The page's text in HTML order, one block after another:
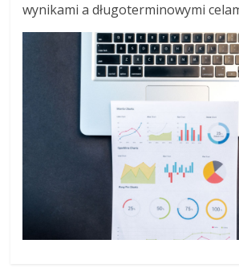
wynikami a długoterminowymi